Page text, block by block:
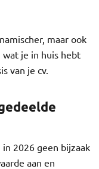
maar ook
wat je in huis hebt
van je cv.
2026 geen bijzaak
aan en